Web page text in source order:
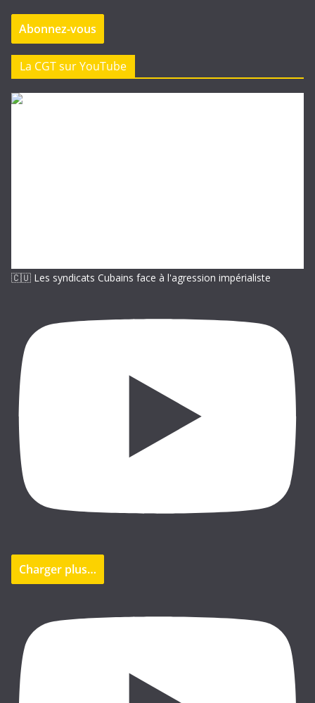
e
s
e
-
Abonnez-vous
La CGT sur YouTube
🇨🇺 Les syndicats Cubains face à l'agression impérialiste
Charger plus…